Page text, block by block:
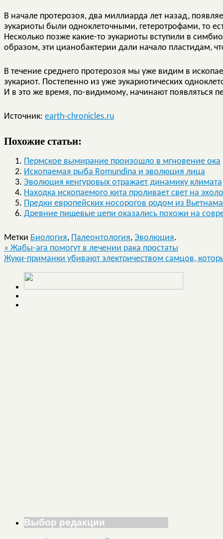
В начале протерозоя, два миллиарда лет назад,
эукариоты были одноклеточными, гетеротрофами, то
Несколько позже какие-то эукариоты вступили в
образом, эти цианобактерии дали начало пластидам,
В течение среднего протерозоя мы уже видим в
эукариот. Постепенно из уже эукариотических
И в это же время, по-видимому, начинают появляться
Источник: earth-chronicles.ru
Похожие статьи:
Пермское вымирание произошло в мгновение ока
Ископаемая рыба Romundina и эволюция лица
Эволюция кенгуровых отражает динамику климата
Находка ископаемого кита проливает свет на
Предки европейских носорогов родом из Вьетнама
Древние пищевые цепи оказались похожи на
Метки Биология, Палеонтология, Эволюция.
« Жабы-ага помогут в лечении рака простаты
Жуки-приманки убивают электричеством самцов,
Выбор редакции